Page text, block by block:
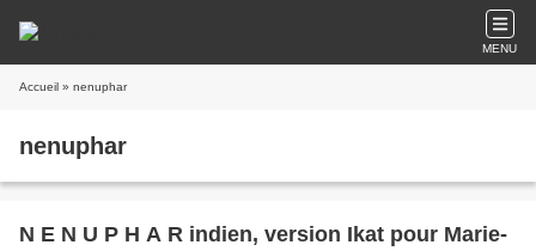
MENU
Accueil » nenuphar
nenuphar
N E N U P H A R indien, version Ikat pour Marie-